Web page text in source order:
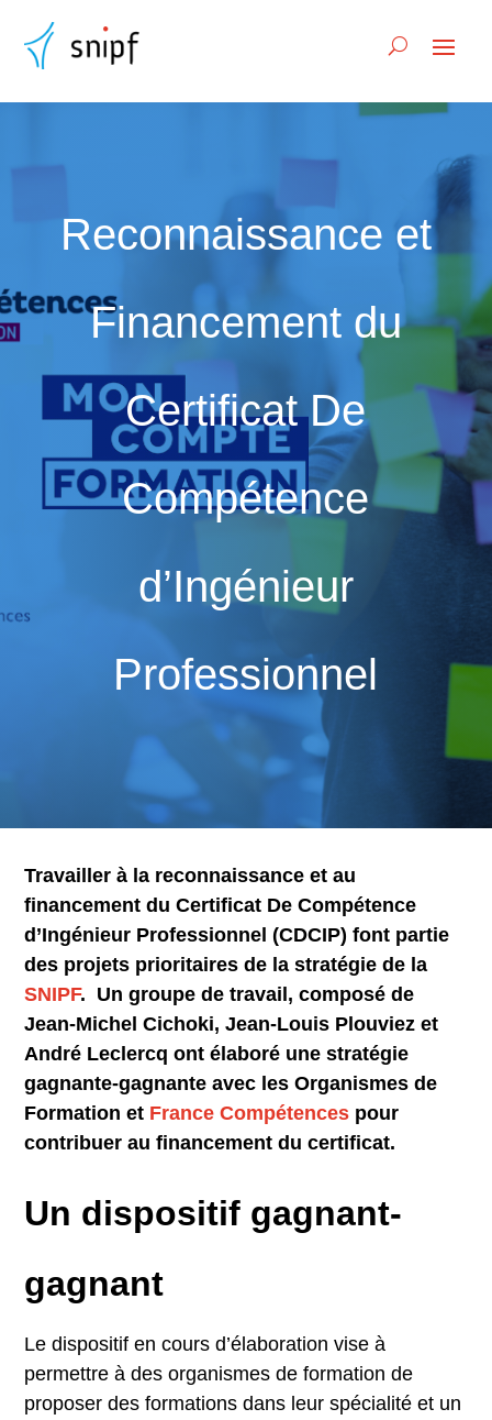
Reconnaissance et
Financement du
Certificat De
Compétence
d’Ingénieur
Professionnel
Travailler à la reconnaissance et au
financement du Certificat De Compétence
d’Ingénieur Professionnel (CDCIP) font partie
des projets prioritaires de la stratégie de la
SNIPF. Un groupe de travail, composé de
Jean-Michel Cichoki, Jean-Louis Plouviez et
André Leclercq ont élaboré une stratégie
gagnante-gagnante avec les Organismes de
Formation et France Compétences pour
contribuer au financement du certificat.
Un dispositif gagnant-
gagnant
Le dispositif en cours d’élaboration vise à
permettre à des organismes de formation de
proposer des formations dans leur spécialité et un